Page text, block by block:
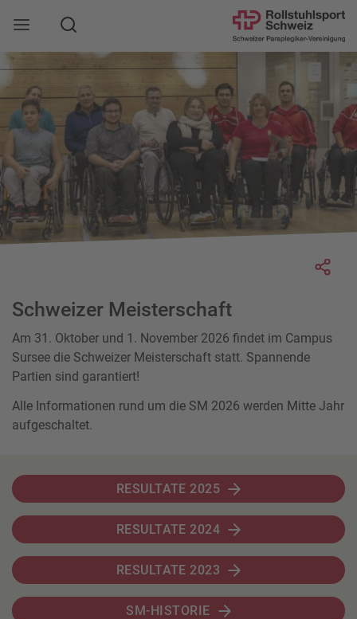
Mobile Navigation öffnen
Suche
Schweizer Meisterschaft
Am 31. Oktober und 1. November 2026 findet im Campus
Sursee die Schweizer Meisterschaft statt. Spannende
Partien sind garantiert!
Alle Informationen rund um die SM 2026 werden Mitte Jahr
aufgeschaltet.
RESULTATE 2025
RESULTATE 2024
RESULTATE 2023
SM-HISTORIE